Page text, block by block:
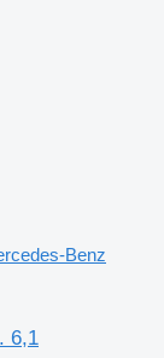
Benz
6,1